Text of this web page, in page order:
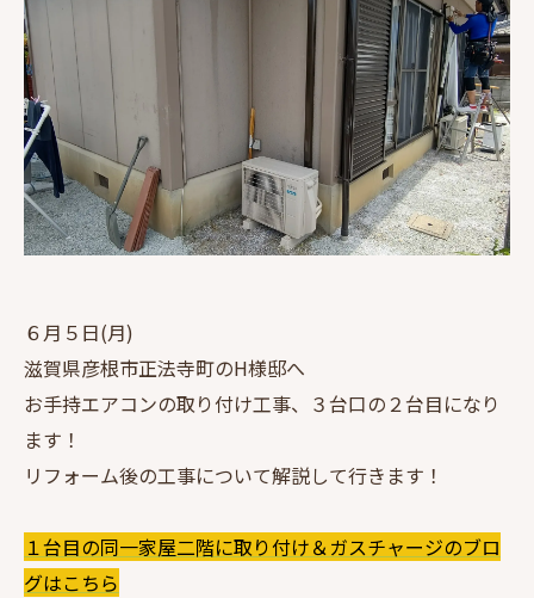
６月５日(月)
滋賀県彦根市正法寺町のH様邸へ
お手持エアコンの取り付け工事、３台口の２台目になり
ます！
リフォーム後の工事について解説して行きます！
１台目の同一家屋二階に取り付け＆ガスチャージのブロ
グはこちら